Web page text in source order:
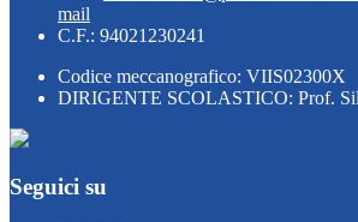
mail
C.F.: 94021230241
Codice meccanografico: VIIS02300X
DIRIGENTE SCOLASTICO: Prof.
Seguici su